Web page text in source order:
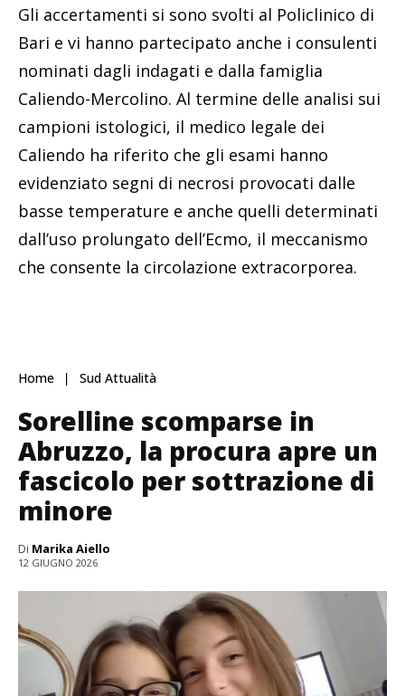
Gli accertamenti si sono svolti al Policlinico di
Bari e vi hanno partecipato anche i consulenti
nominati dagli indagati e dalla famiglia
Caliendo-Mercolino. Al termine delle analisi sui
campioni istologici, il medico legale dei
Caliendo ha riferito che gli esami hanno
evidenziato segni di necrosi provocati dalle
basse temperature e anche quelli determinati
dall’uso prolungato dell’Ecmo, il meccanismo
che consente la circolazione extracorporea.
Home Sud Attualità
Sorelline scomparse in
Abruzzo, la procura apre un
fascicolo per sottrazione di
minore
Di Marika Aiello
12 GIUGNO 2026